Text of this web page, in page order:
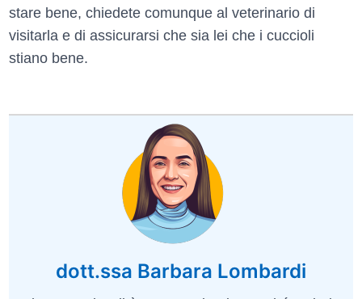
stare bene, chiedete comunque al veterinario di
visitarla e di assicurarsi che sia lei che i cuccioli
stiano bene.
dott.ssa Barbara Lombardi